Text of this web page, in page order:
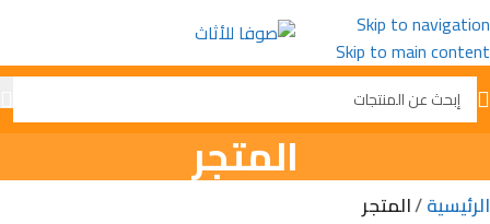
Skip to navigation
Skip to main content
المتجر
الرئيسية المتجر